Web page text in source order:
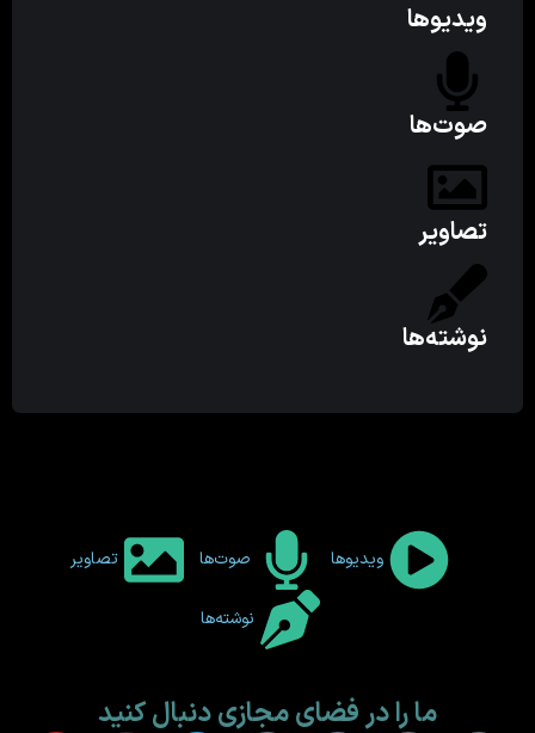
ویدیوها
صوت‌ها
تصاویر
نوشته‌ها
ویدیوها صوت‌ها تصاویر
نوشته‌ها
ما را در فضای مجازی دنبال کنید